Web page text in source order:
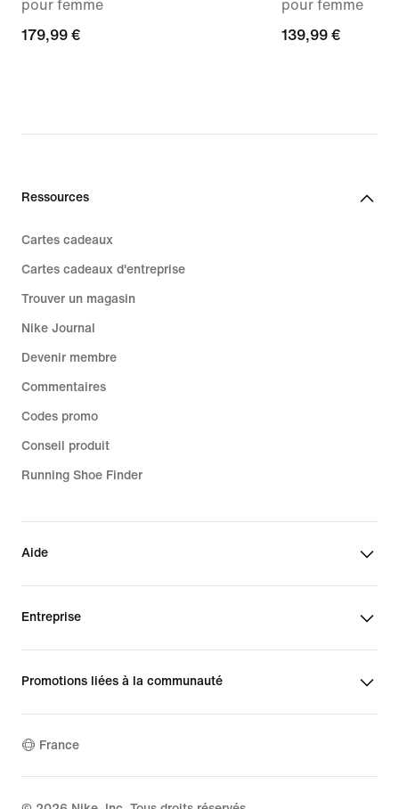
pour femme
179,99 €
179,99 €
pour femme
139,99 €
139,99 €
Ressources
Cartes cadeaux
Cartes cadeaux d'entreprise
Trouver un magasin
Nike Journal
Devenir membre
Commentaires
Codes promo
Conseil produit
Running Shoe Finder
Aide
Entreprise
Promotions liées à la communauté
France